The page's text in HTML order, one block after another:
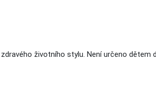
životního stylu. Není určeno dětem